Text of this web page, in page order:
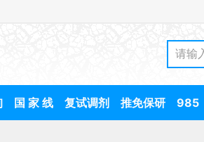
国 家 线 复试调剂 推免保研 985